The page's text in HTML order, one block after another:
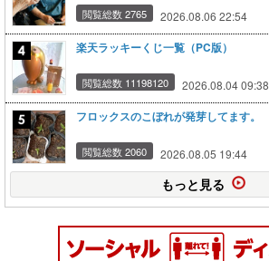
閲覧総数 2765 2026.08.06 22:54
楽天ラッキーくじ一覧（PC版）
閲覧総数 11198120 2026.08.04 09:38
フロックスのこぼれが発芽してます。
閲覧総数 2060 2026.08.05 19:44
もっと見る